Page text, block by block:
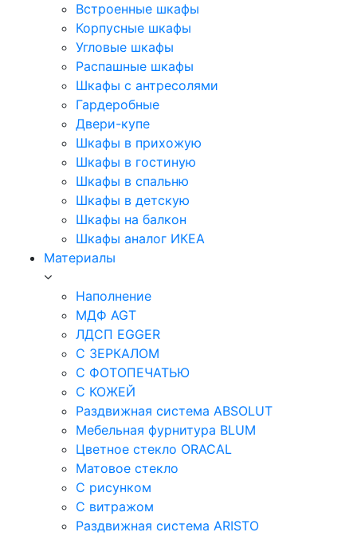
Встроенные шкафы
Корпусные шкафы
Угловые шкафы
Распашные шкафы
Шкафы с антресолями
Гардеробные
Двери-купе
Шкафы в прихожую
Шкафы в гостиную
Шкафы в спальню
Шкафы в детскую
Шкафы на балкон
Шкафы аналог ИКЕА
Материалы
Наполнение
МДФ AGT
ЛДСП EGGER
С ЗЕРКАЛОМ
С ФОТОПЕЧАТЬЮ
С КОЖЕЙ
Раздвижная система ABSOLUT
Мебельная фурнитура BLUM
Цветное стекло ORACAL
Матовое стекло
C рисунком
C витражом
Раздвижная система ARISTO